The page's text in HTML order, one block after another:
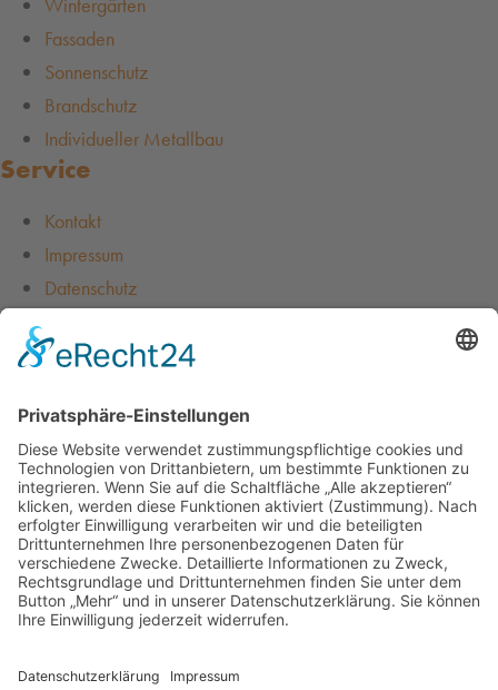
Fassaden
Sonnenschutz
Brandschutz
Individueller Metallbau
Service
Kontakt
Impressum
Datenschutz
Design & ProgrammierungDockside Media
Startseite
Leistungen
Terrassendächer
Fenster & Türen
Glasbau
Wintergärten
Fassaden